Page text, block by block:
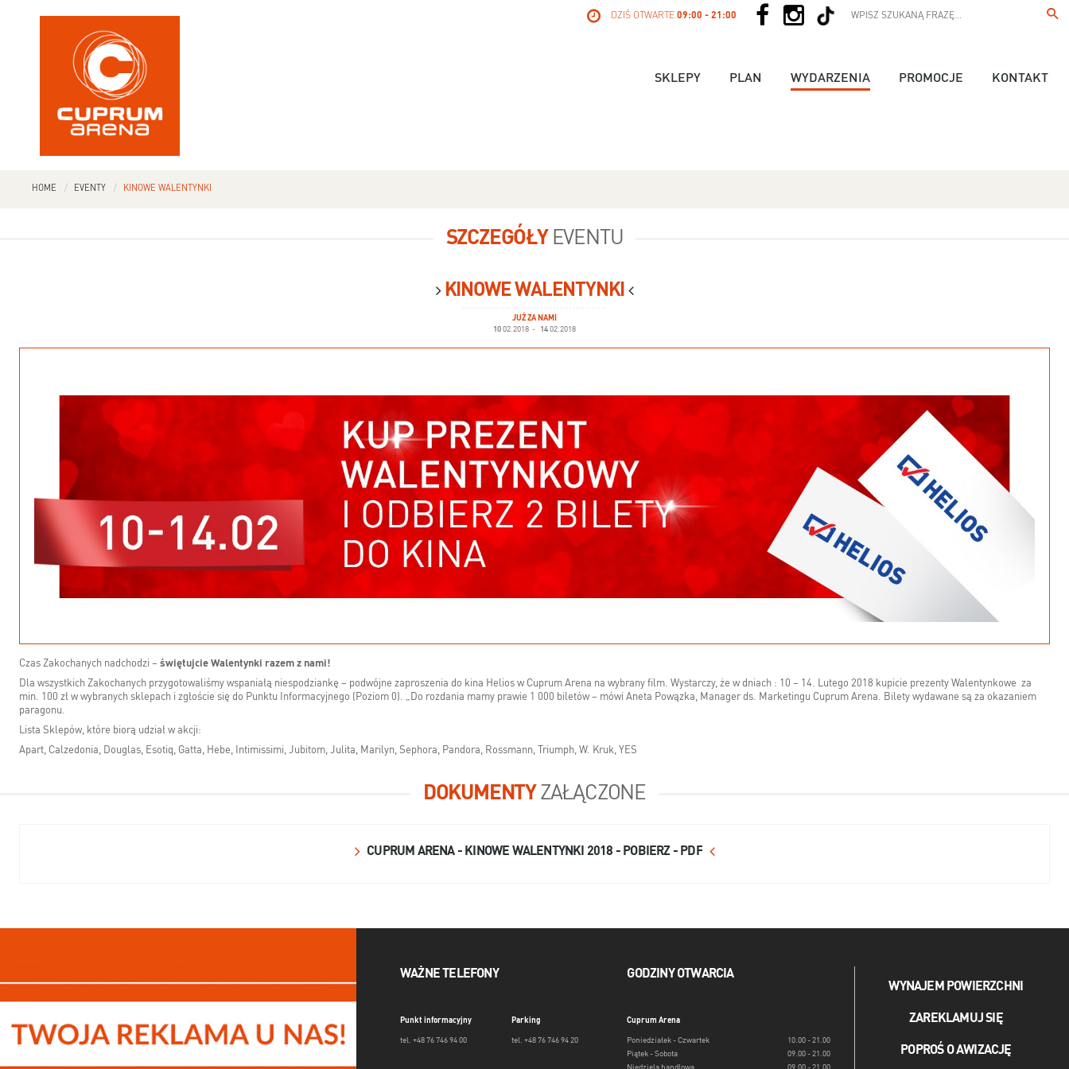
DZIŚ OTWARTE 09:00 - 21:00
SKLEPY PLAN WYDARZENIA PROMOCJE KONTAKT
HOME EVENTY KINOWE WALENTYNKI
SZCZEGÓŁYEVENTU
KINOWE WALENTYNKI
JUŻ ZA NAMI
10 02.2018 - 14 02.2018
Czas Zakochanych nadchodzi – świętujcie Walentynki razem z nami!
Dla wszystkich Zakochanych przygotowaliśmy wspaniałą niespodziankę – podwójne zaproszenia do kina Helios w Cuprum Arena na wybrany film. Wystarczy, że w dniach : 10 – 14. Lutego 2018 kupicie prezenty Walentynkowe za
min. 100 zł w wybranych sklepach i zgłoście się do Punktu Informacyjnego (Poziom 0). „Do rozdania mamy prawie 1 000 biletów – mówi Aneta Powązka, Manager ds. Marketingu Cuprum Arena. Bilety wydawane są za okazaniem
paragonu.
Lista Sklepów, które biorą udział w akcji:
Apart, Calzedonia, Douglas, Esotiq, Gatta, Hebe, Intimissimi, Jubitom, Julita, Marilyn, Sephora, Pandora, Rossmann, Triumph, W. Kruk, YES
DOKUMENTY ZAŁĄCZONE
CUPRUM ARENA - KINOWE WALENTYNKI 2018 - POBIERZ - PDF
WAŻNE TELEFONY
Punkt informacyjny
tel. +48 76 746 94 00
Parking
tel. +48 76 746 94 20
GODZINY OTWARCIA
Cuprum Arena
Poniedziałek - Czwartek
10.00 - 21.00
Piątek - Sobota
09.00 - 21.00
WYNAJEM POWIERZCHNI
ZAREKLAMUJ SIĘ
POPROŚ O AWIZACJĘ